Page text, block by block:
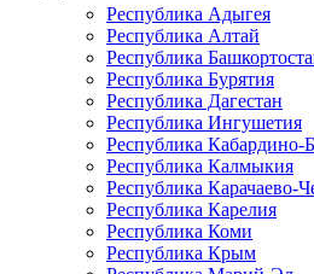
Республика Адыгея
Республика Алтай
Республика
Республика Бурятия
Республика Дагестан
Республика Ингушетия
Республика Кабардино-
Республика Калмыкия
Республика Карачаево-
Республика Карелия
Республика Коми
Республика Крым